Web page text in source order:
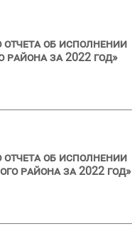
об исполнении
за 2022 год»
об исполнении
района за 2022 год»